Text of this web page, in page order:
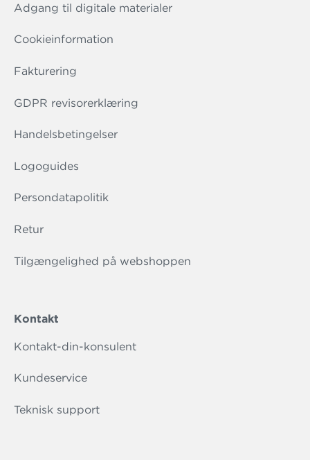
Adgang til digitale materialer
Cookieinformation
Fakturering
GDPR revisorerklæring
Handelsbetingelser
Logoguides
Persondatapolitik
Retur
Tilgængelighed på webshoppen
Kontakt
Kontakt-din-konsulent
Kundeservice
Teknisk support